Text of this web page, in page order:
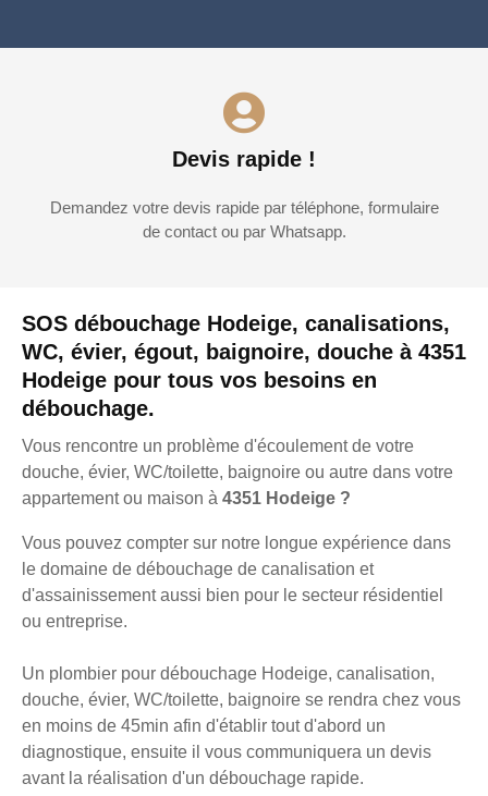
SOS débouchage Hodeige, canalisations,
WC, évier, égout, baignoire, douche à 4351
Hodeige pour tous vos besoins en
débouchage.
Vous rencontre un problème d'écoulement de votre
douche, évier, WC/toilette, baignoire ou autre dans votre
appartement ou maison à 4351 Hodeige ?
Vous pouvez compter sur notre longue expérience dans
le domaine de débouchage de canalisation et
d'assainissement aussi bien pour le secteur résidentiel
ou entreprise.
Un plombier pour débouchage Hodeige, canalisation,
douche, évier, WC/toilette, baignoire se rendra chez vous
en moins de 45min afin d'établir tout d'abord un
diagnostique, ensuite il vous communiquera un devis
avant la réalisation d'un débouchage rapide.
Devis rapide !
Demandez votre devis rapide par téléphone, formulaire
de contact ou par Whatsapp.